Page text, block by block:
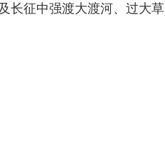
长征中强渡大渡河、过大草